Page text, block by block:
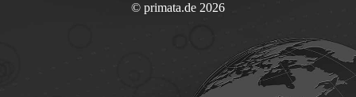
© primata.de 2026